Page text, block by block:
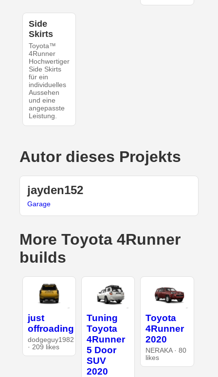
Side
Skirts
Toyota™
4Runner
Hochwertiger
Side Skirts
für ein
individuelles
Aussehen
und eine
angepasste
Leistung.
Autor dieses Projekts
jayden152
Garage
More Toyota 4Runner
builds
just
offroading
dodgeguy1982
· 209 likes
Tuning
Toyota
4Runner
5 Door
SUV
2020
Toyota
4Runner
2020
NERAKA · 80
likes